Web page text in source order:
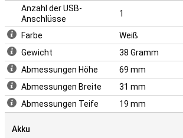
Anzahl der USB-
Anschlüsse
1
Farbe
Weiß
Gewicht
38 Gramm
Abmessungen Höhe
69 mm
Abmessungen Breite
31 mm
Abmessungen Teife
19 mm
Akku